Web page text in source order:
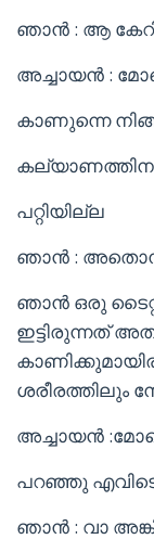
ഞാൻ : ആ
അച്ചായൻ :
കാണുന്നെ
പറ്റിയില്ല
ഞാൻ :
ഞാൻ ഒരു
ഇട്ടിരുന്നത്
ശരീരത്തിലും
അച്ചായൻ
പറഞ്ഞു എവിടെ
ഞാൻ : വാ